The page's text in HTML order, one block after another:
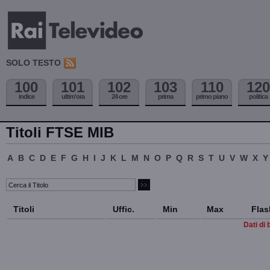
SOLO TESTO
100
indice
101
ultim'ora
102
24 ore
103
prima
110
primo piano
120
politica
Titoli FTSE MIB
A B C D E F G H I J K L M N O P Q R S T U V W X Y
Titoli Uffic. Min Max
Dati di